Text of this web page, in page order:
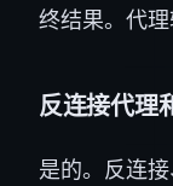
终结果。代
反连接代理
是的。反连